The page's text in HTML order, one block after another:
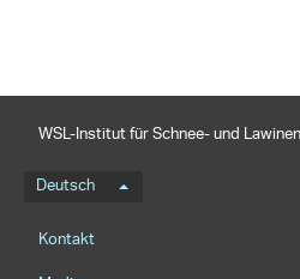
den nächsten AvaBlog
öffnen